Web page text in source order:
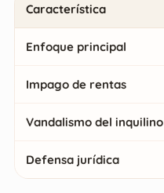
Característica
Enfoque principal
Impago de rentas
Vandalismo del inquilino
Defensa jurídica